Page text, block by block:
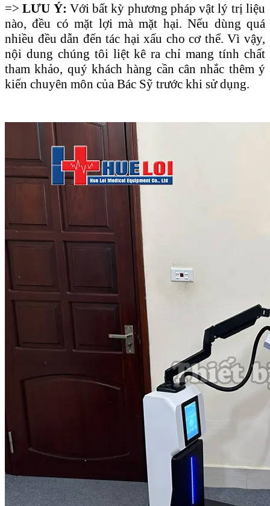
=>LƯU Ý: Với bất kỳ phương pháp vật lý trị liệu
nào, đều có mặt lợi mà mặt hại. Nếu dùng quá
nhiều đều dẫn đến tác hại xấu cho cơ thể. Vì vậy,
nội dung chúng tôi liệt kê ra chỉ mang tính chất
tham khảo, quý khách hàng cần cân nhắc thêm ý
kiến chuyên môn của Bác Sỹ trước khi sử dụng.